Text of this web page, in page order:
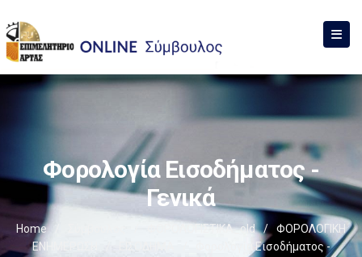
Φορολογία Εισοδήματος -
Γενικά
Home ΦΟΡΟΛΟΓΙΣΤΙΚΑ_old /
ΦΟΡΟΛΟΓΙΚΗ
ΕΝΗΜΕΡΩΣΗ
Φορολογία Εισοδήματος -